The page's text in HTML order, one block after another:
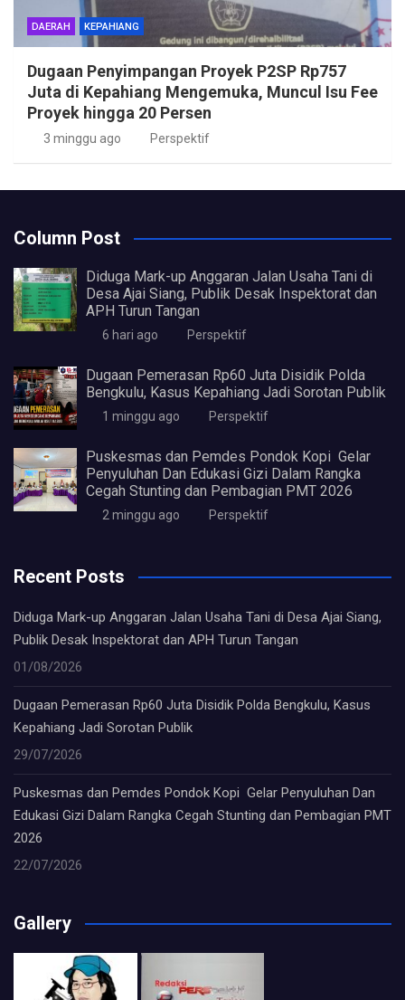
DAERAH KEPAHIANG
Dugaan Penyimpangan Proyek P2SP Rp757
Juta di Kepahiang Mengemuka, Muncul Isu Fee
Proyek hingga 20 Persen
3 minggu ago Perspektif
Column Post
Diduga Mark-up Anggaran Jalan Usaha Tani di
Desa Ajai Siang, Publik Desak Inspektorat dan
APH Turun Tangan
6 hari ago Perspektif
Dugaan Pemerasan Rp60 Juta Disidik Polda
Bengkulu, Kasus Kepahiang Jadi Sorotan Publik
1 minggu ago Perspektif
Puskesmas dan Pemdes Pondok Kopi Gelar
Penyuluhan Dan Edukasi Gizi Dalam Rangka
Cegah Stunting dan Pembagian PMT 2026
2 minggu ago Perspektif
Recent Posts
Diduga Mark-up Anggaran Jalan Usaha Tani di Desa Ajai Siang,
Publik Desak Inspektorat dan APH Turun Tangan
01/08/2026
Dugaan Pemerasan Rp60 Juta Disidik Polda Bengkulu, Kasus
Kepahiang Jadi Sorotan Publik
29/07/2026
Puskesmas dan Pemdes Pondok Kopi Gelar Penyuluhan Dan
Edukasi Gizi Dalam Rangka Cegah Stunting dan Pembagian PMT
2026
22/07/2026
Gallery